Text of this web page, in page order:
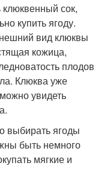
клюквенный сок,
купить ягоду.
вид клюквы
кожица,
плодов
Клюква уже
увидеть
выбирать ягоды
быть немного
мягкие и